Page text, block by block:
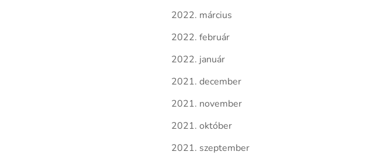
2022. március
2022. február
2022. január
2021. december
2021. november
2021. október
2021. szeptember